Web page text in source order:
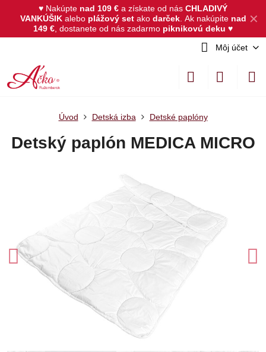
✕
♥ Nakúpte nad 109 € a získate od nás CHLADIVÝ
VANKÚŠIKalebo plážový set akodarček. Ak nakúpite nad
149 € , dostanete od nás zadarmo piknikovú deku ♥
Môj účet
Úvod Detská izba Detské paplóny
Detský paplón MEDICA MICRO